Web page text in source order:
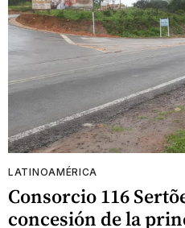
LATINOAMÉRICA
Consorcio 116
concesión de la